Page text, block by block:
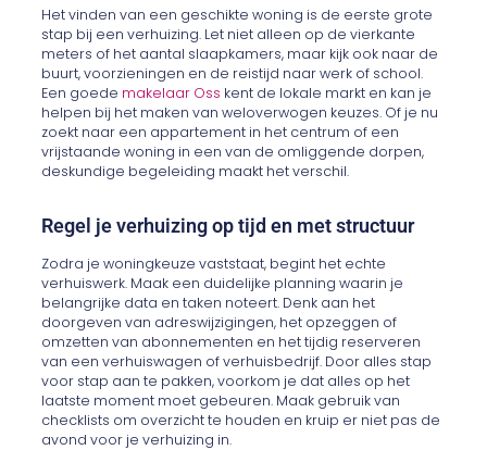
Het vinden van een geschikte woning is de eerste grote
stap bij een verhuizing. Let niet alleen op de vierkante
meters of het aantal slaapkamers, maar kijk ook naar de
buurt, voorzieningen en de reistijd naar werk of school.
Een goede makelaar Oss kent de lokale markt en kan je
helpen bij het maken van weloverwogen keuzes. Of je nu
zoekt naar een appartement in het centrum of een
vrijstaande woning in een van de omliggende dorpen,
deskundige begeleiding maakt het verschil.
Regel je verhuizing op tijd en met structuur
Zodra je woningkeuze vaststaat, begint het echte
verhuiswerk. Maak een duidelijke planning waarin je
belangrijke data en taken noteert. Denk aan het
doorgeven van adreswijzigingen, het opzeggen of
omzetten van abonnementen en het tijdig reserveren
van een verhuiswagen of verhuisbedrijf. Door alles stap
voor stap aan te pakken, voorkom je dat alles op het
laatste moment moet gebeuren. Maak gebruik van
checklists om overzicht te houden en kruip er niet pas de
avond voor je verhuizing in.